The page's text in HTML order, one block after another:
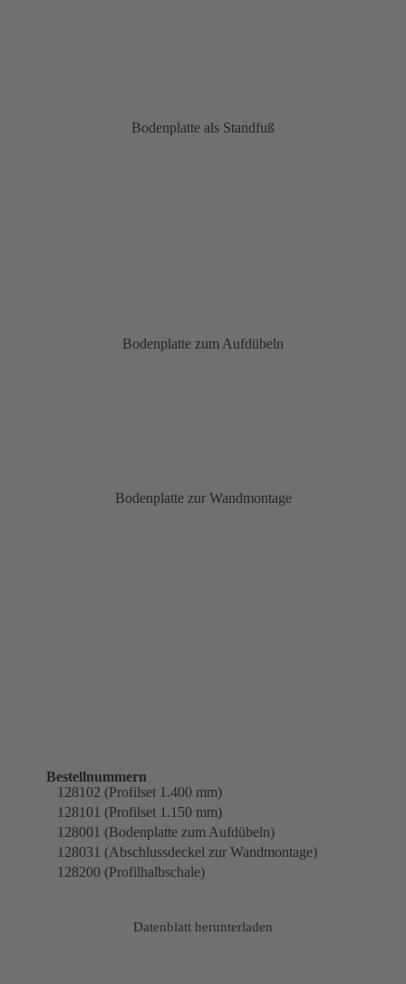
Bodenplatte als Standfuß
Bodenplatte zum Aufdübeln
Bodenplatte zur Wandmontage
Bestellnummern
128102 (Profilset 1.400 mm)
128101 (Profilset 1.150 mm)
128001 (Bodenplatte zum Aufdübeln)
128031 (Abschlussdeckel zur Wandmontage)
128200 (Profilhalbschale)
Datenblatt herunterladen